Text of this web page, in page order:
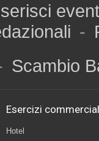
-
Scambio
Esercizi
Hotel